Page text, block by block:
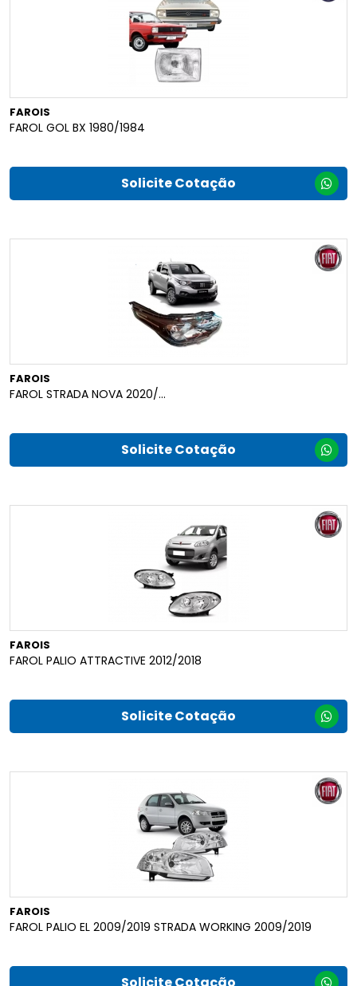
FAROIS
FAROL GOL BX 1980/1984
Solicite Cotação
FAROIS
FAROL STRADA NOVA 2020/...
Solicite Cotação
FAROIS
FAROL PALIO ATTRACTIVE 2012/2018
Solicite Cotação
FAROIS
FAROL PALIO EL 2009/2019 STRADA WORKING 2009/2019